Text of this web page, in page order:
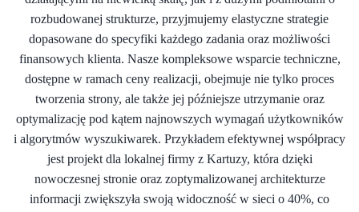
rozbudowanej strukturze, przyjmujemy elastyczne strategie
dopasowane do specyfiki każdego zadania oraz możliwości
finansowych klienta. Nasze kompleksowe wsparcie techniczne,
dostępne w ramach ceny realizacji, obejmuje nie tylko proces
tworzenia strony, ale także jej późniejsze utrzymanie oraz
optymalizację pod kątem najnowszych wymagań użytkowników
i algorytmów wyszukiwarek. Przykładem efektywnej współpracy
jest projekt dla lokalnej firmy z Kartuzy, która dzięki
nowoczesnej stronie oraz zoptymalizowanej architekturze
informacji zwiększyła swoją widoczność w sieci o 40%, co